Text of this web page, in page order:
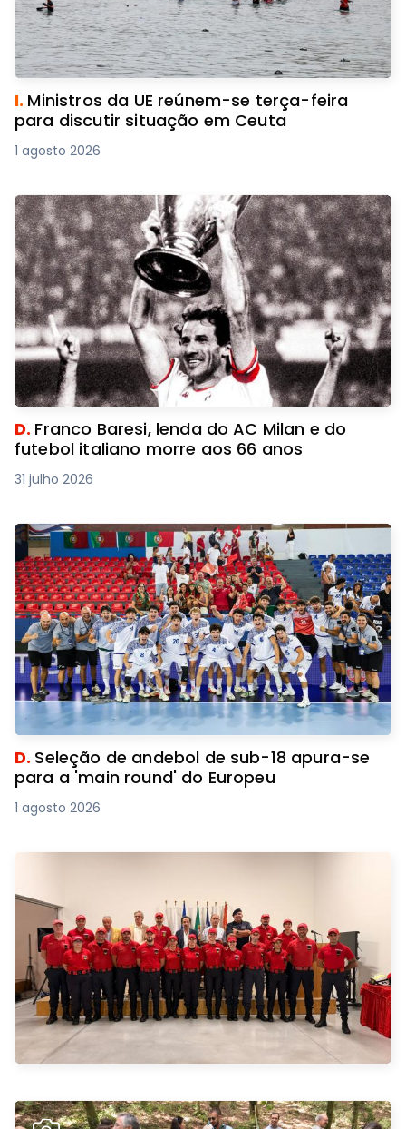
I. Ministros da UE reúnem-se terça-feira
para discutir situação em Ceuta
1 agosto 2026
D. Franco Baresi, lenda do AC Milan e do
futebol italiano morre aos 66 anos
31 julho 2026
D. Seleção de andebol de sub-18 apura-se
para a 'main round' do Europeu
1 agosto 2026